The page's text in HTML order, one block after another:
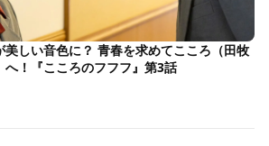
しい音色に？ 青春を求めてこころ（田牧
へ！『こころのフフフ』第3話